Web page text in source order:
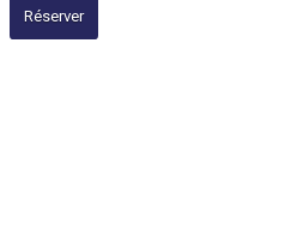
Réserver